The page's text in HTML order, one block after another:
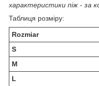
характеристики піж - за
Таблиця розміру:
Rozmiar
S
M
L